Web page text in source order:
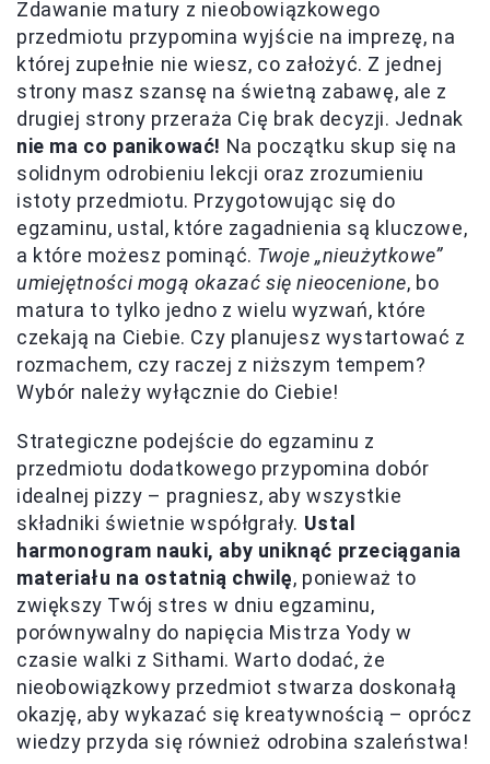
Zdawanie matury z nieobowiązkowego
przedmiotu przypomina wyjście na imprezę, na
której zupełnie nie wiesz, co założyć. Z jednej
strony masz szansę na świetną zabawę, ale z
drugiej strony przeraża Cię brak decyzji. Jednak
nie ma co panikować! Na początku skup się na
solidnym odrobieniu lekcji oraz zrozumieniu
istoty przedmiotu. Przygotowując się do
egzaminu, ustal, które zagadnienia są kluczowe,
a które możesz pominąć. Twoje „nieużytkowe”
umiejętności mogą okazać się nieocenione, bo
matura to tylko jedno z wielu wyzwań, które
czekają na Ciebie. Czy planujesz wystartować z
rozmachem, czy raczej z niższym tempem?
Wybór należy wyłącznie do Ciebie!
Strategiczne podejście do egzaminu z
przedmiotu dodatkowego przypomina dobór
idealnej pizzy – pragniesz, aby wszystkie
składniki świetnie współgrały. Ustal
harmonogram nauki, aby uniknąć przeciągania
materiału na ostatnią chwilę, ponieważ to
zwiększy Twój stres w dniu egzaminu,
porównywalny do napięcia Mistrza Yody w
czasie walki z Sithami. Warto dodać, że
nieobowiązkowy przedmiot stwarza doskonałą
okazję, aby wykazać się kreatywnością – oprócz
wiedzy przyda się również odrobina szaleństwa!